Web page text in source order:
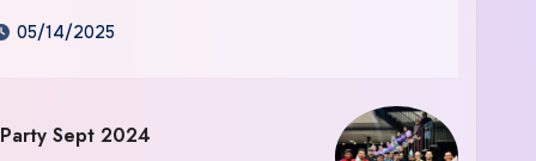
05/14/2025
Sept 2024